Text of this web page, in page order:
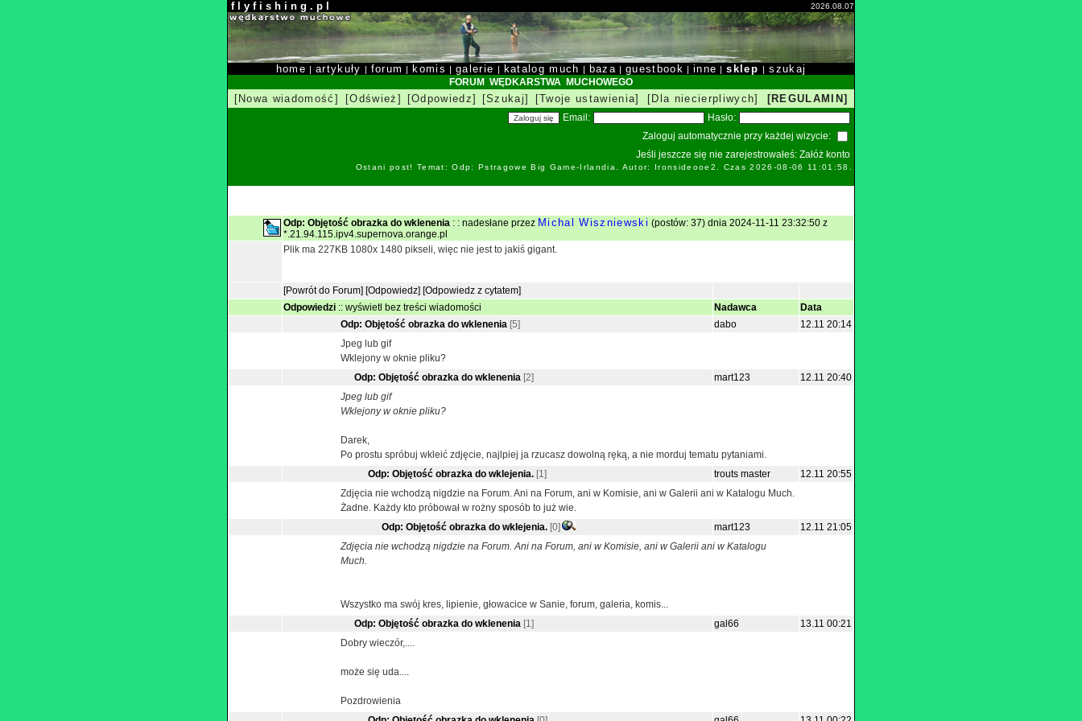
f l y f i s h i n g . p l 2026.08.07
home |artykuły | forum | komis |galerie | katalog much | baza | guestbook | inne |sklep |szukaj
FORUM WĘDKARSTWA MUCHOWEGO
[Nowa wiadomość] [Odśwież] [Odpowiedz] [Szukaj] [Twoje ustawienia] [Dla niecierpliwych] [REGULAMIN]
Email:
Hasło:
Zaloguj automatycznie przy każdej wizycie:
Jeśli jeszcze się nie zarejestrowałeś: Załóż konto
Ostani post! Temat: Odp: Pstragowe Big Game-Irlandia. Autor: Ironsideоoe2. Czas 2026-08-06 11:01:58.
Odp: Objętość obrazka do wklenenia : : nadesłane przez Michal Wiszniewski (postów: 37) dnia 2024-11-11 23:32:50 z
*.21.94.115.ipv4.supernova.orange.pl
Plik ma 227KB 1080x 1480 pikseli, więc nie jest to jakiś gigant.
[Powrót do Forum] [Odpowiedz] [Odpowiedz z cytatem]
Odpowiedzi :: wyświetl bez treści wiadomości Nadawca
Data
Odp: Objętość obrazka do wklenenia [5] dabo
12.11 20:14
Jpeg lub gif
Wklejony w oknie pliku?
Odp: Objętość obrazka do wklenenia [2] mart123
12.11 20:40
Jpeg lub gif
Wklejony w oknie pliku?
Darek,
Po prostu spróbuj wkleić zdjęcie, najlpiej ja rzucasz dowolną ręką, a nie morduj tematu pytaniami.
Odp: Objętość obrazka do wklejenia. [1] trouts master
12.11 20:55
Zdjęcia nie wchodzą nigdzie na Forum. Ani na Forum, ani w Komisie, ani w Galerii ani w Katalogu Much.
Żadne. Każdy kto próbował w rożny sposób to już wie.
Odp: Objętość obrazka do wklejenia. [0] mart123
12.11 21:05
Zdjęcia nie wchodzą nigdzie na Forum. Ani na Forum, ani w Komisie, ani w Galerii ani w Katalogu
Much.
Wszystko ma swój kres, lipienie, głowacice w Sanie, forum, galeria, komis...
Odp: Objętość obrazka do wklenenia [1] gal66
13.11 00:21
Dobry wieczór,....
może się uda....
Pozdrowienia